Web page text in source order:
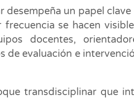
desempeña un papel clave
se hacen
docentes,
de evaluación e
transdisciplinar que